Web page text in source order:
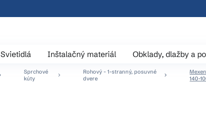
Svietidlá Inštalačný materiál Obklady, dlažby a
Sprchové
kúty
Rohový - 1-stranný, posuvné
dvere
140-